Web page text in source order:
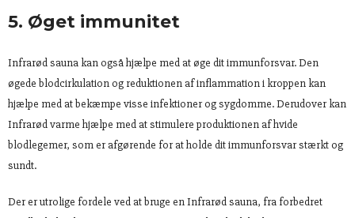
5. Øget immunitet
Infrarød sauna kan også hjælpe med at øge dit immunforsvar. Den
øgede blodcirkulation og reduktionen af inflammation i kroppen kan
hjælpe med at bekæmpe visse infektioner og sygdomme. Derudover kan
Infrarød varme hjælpe med at stimulere produktionen af hvide
blodlegemer, som er afgørende for at holde dit immunforsvar stærkt og
sundt.
Der er utrolige fordele ved at bruge en Infrarød sauna, fra forbedret